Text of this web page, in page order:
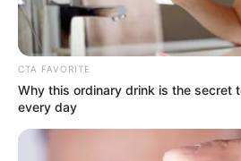
CTA FAVORITE
Why this ordinary drink is the secret
every day